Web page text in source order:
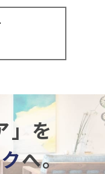
」を
クへ。